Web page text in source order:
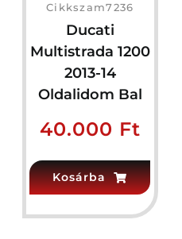
Cikkszam7236
Ducati
Multistrada 1200
2013-14
Oldalidom Bal
40.000 Ft
Kosárba